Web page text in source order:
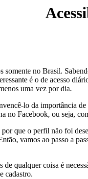
no Brasil.
é o de acesso
uma vez por dia.
lo da importância
no Facebook, ou seja,
que o perfil não foi
vamos ao passo a
coisa é
cadastro.